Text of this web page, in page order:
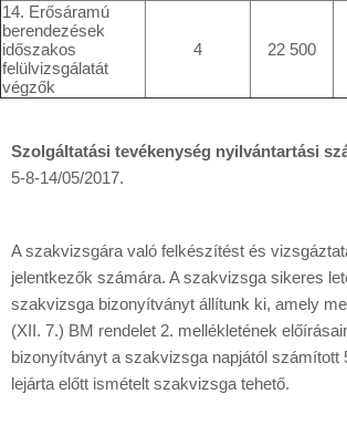
14. Erősáramú
berendezések
időszakos
felülvizsgálatát
végzők
4 22 500
Szolgáltatási tevékenység nyilvántartási
5-8-14/05/2017.
A szakvizsgára való felkészítést és
jelentkezők számára. A szakvizsga sikeres
szakvizsga bizonyítványt állítunk ki, amely
(XII. 7.) BM rendelet 2. mellékletének
bizonyítványt a szakvizsga napjától számított
lejárta előtt ismételt szakvizsga tehető.